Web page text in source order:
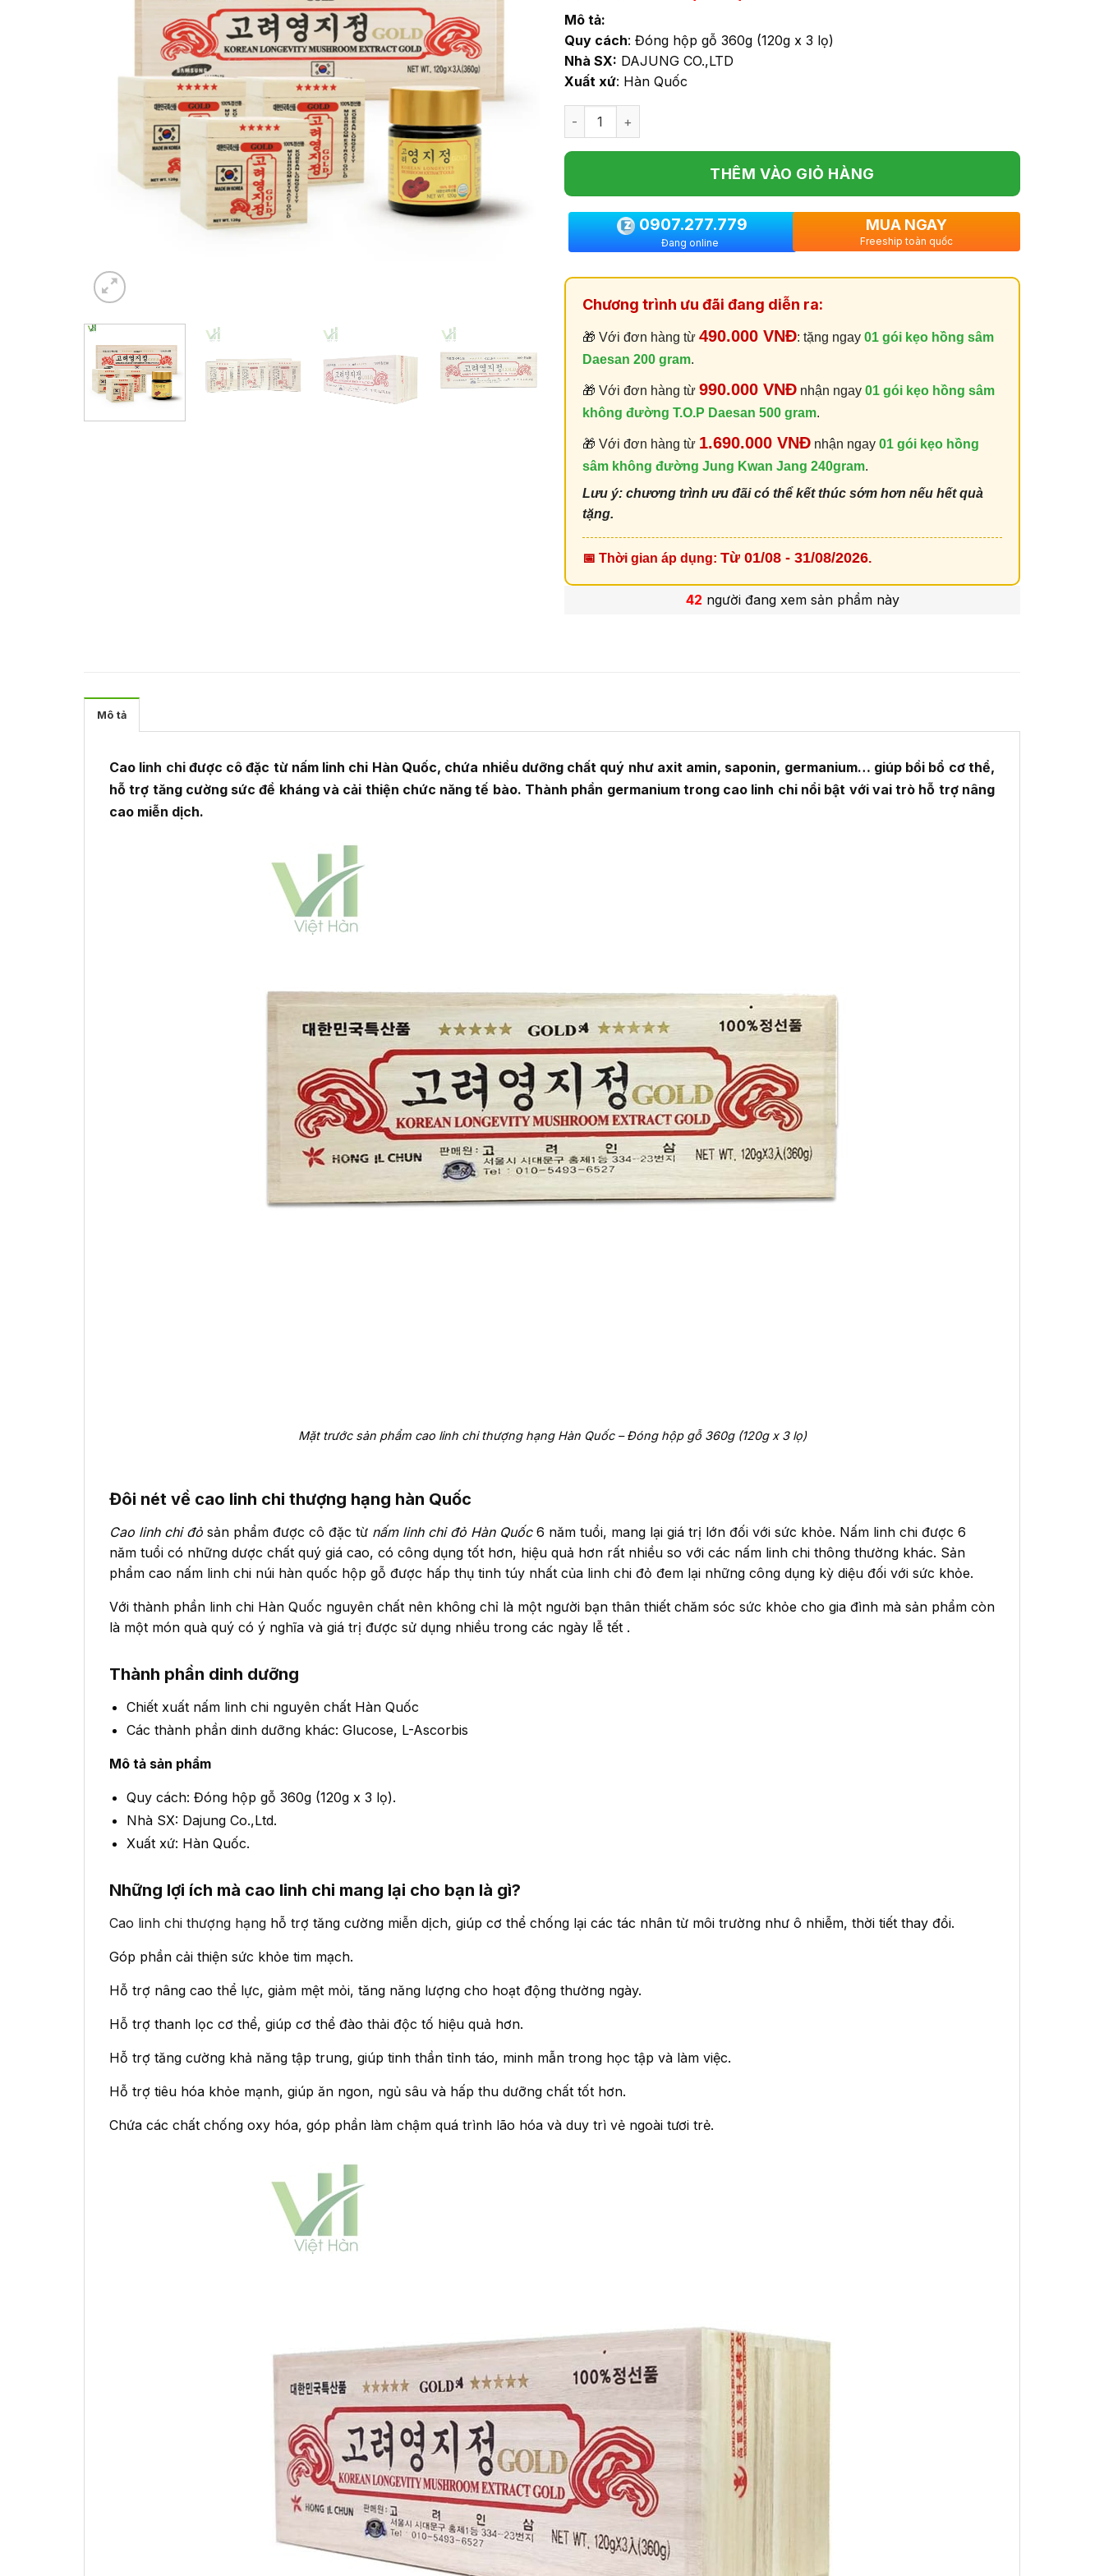
0.0
5
sao
gốc
là:
2,090,000 ₫.là:
Mô tả:
Quy cách: Đóng hộp gỗ 360g (120g x 3 lọ)
Nhà SX: DAJUNG CO.,LTD
Xuất xứ: Hàn Quốc
Số lượng
THÊM VÀO GIỎ HÀNG
0907.277.779
Đang online
MUA NGAY
Freeship toàn quốc
Chương trình ưu đãi đang diễn ra:
🎁 Với đơn hàng từ 490.000 VNĐ: tặng ngay 01 gói kẹo hồng sâm
Daesan 200 gram.
🎁 Với đơn hàng từ 990.000 VNĐ nhận ngay 01 gói kẹo hồng sâm
không đường T.O.P Daesan 500 gram.
🎁 Với đơn hàng từ 1.690.000 VNĐ nhận ngay 01 gói kẹo hồng
sâm không đường Jung Kwan Jang 240gram.
Lưu ý: chương trình ưu đãi có thể kết thúc sớm hơn nếu hết quà
tặng.
📅 Thời gian áp dụng: Từ 01/08 - 31/08/2026.
42 người đang xem sản phẩm này
Mô tả
Cao linh chiđược cô đặc từ nấm linh chi Hàn Quốc, chứa nhiều dưỡng chất quý như axit amin, saponin, germanium… giúp bồi bổ cơ thể,
hỗ trợ tăng cường sức đề kháng và cải thiện chức năng tế bào. Thành phần germanium trong cao linh chi nổi bật với vai trò hỗ trợ nâng
cao miễn dịch.
Mặt trước sản phẩm cao linh chi thượng hạng Hàn Quốc – Đóng hộp gỗ 360g (120g x 3 lọ)
Đôi nét về cao linh chi thượng hạng hàn Quốc
Cao linh chi đỏ sản phẩm được cô đặc từ nấm linh chi đỏ Hàn Quốc 6 năm tuổi, mang lại giá trị lớn đối với sức khỏe. Nấm linh chi được 6
năm tuổi có những dược chất quý giá cao, có công dụng tốt hơn, hiệu quả hơn rất nhiều so với các nấm linh chi thông thường khác. Sản
phẩm cao nấm linh chi núi hàn quốc hộp gỗ được hấp thụ tinh túy nhất của linh chi đỏ đem lại những công dụng kỳ diệu đối với sức khỏe.
Với thành phần linh chi Hàn Quốc nguyên chất nên không chỉ là một người bạn thân thiết chăm sóc sức khỏe cho gia đình mà sản phẩm còn
là một món quà quý có ý nghĩa và giá trị được sử dụng nhiều trong các ngày lễ tết .
Thành phần dinh dưỡng
Chiết xuất nấm linh chi nguyên chất Hàn Quốc
Các thành phần dinh dưỡng khác: Glucose, L-Ascorbis
Mô tả sản phẩm
Quy cách: Đóng hộp gỗ 360g (120g x 3 lọ).
Nhà SX: Dajung Co.,Ltd.
Xuất xứ: Hàn Quốc.
Những lợi ích mà cao linh chi mang lại cho bạn là gì?
Cao linh chi thượng hạng hỗ trợ tăng cường miễn dịch, giúp cơ thể chống lại các tác nhân từ môi trường như ô nhiễm, thời tiết thay đổi.
Góp phần cải thiện sức khỏe tim mạch.
Hỗ trợ nâng cao thể lực, giảm mệt mỏi, tăng năng lượng cho hoạt động thường ngày.
Hỗ trợ thanh lọc cơ thể, giúp cơ thể đào thải độc tố hiệu quả hơn.
Hỗ trợ tăng cường khả năng tập trung, giúp tinh thần tỉnh táo, minh mẫn trong học tập và làm việc.
Hỗ trợ tiêu hóa khỏe mạnh, giúp ăn ngon, ngủ sâu và hấp thu dưỡng chất tốt hơn.
Chứa các chất chống oxy hóa, góp phần làm chậm quá trình lão hóa và duy trì vẻ ngoài tươi trẻ.